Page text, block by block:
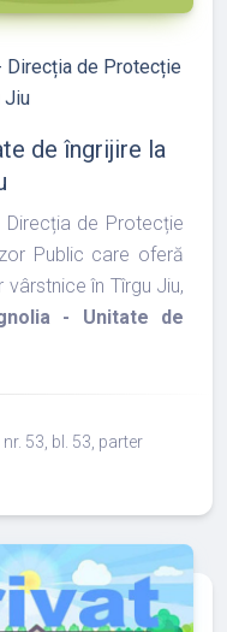
Direcția de Protecție
Jiu
de îngrijire la
Direcția de Protecție
Public care oferă
în Tîrgu Jiu,
- Unitate de
53, bl. 53, parter